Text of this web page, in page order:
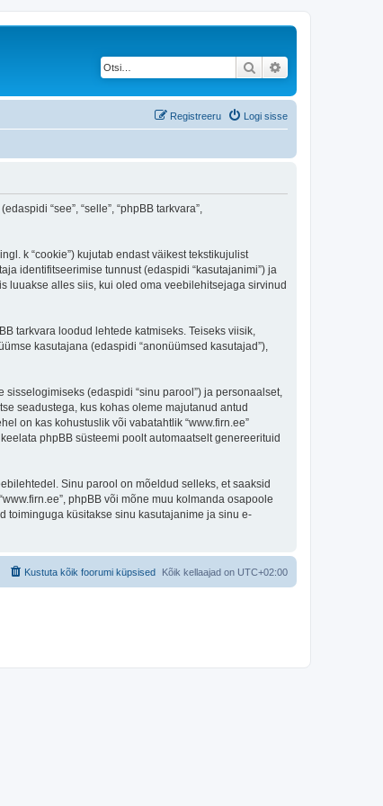
Otsi
Logi sisse
Registreeru
“see”, “selle”, “phpBB tarkvara”,
k “cookie”) kujutab endast väikest tekstikujulist
identifitseerimise tunnust (edaspidi “kasutajanimi”) ja
luuakse alles siis, kui oled oma veebilehitsejaga sirvinud
tarkvara loodud lehtede katmiseks. Teiseks viisik,
kasutajana (edaspidi “anonüümsed kasutajad”),
(edaspidi “sinu parool”) ja personaalset,
seadustega, kus kohas oleme majutanud antud
on kas kohustuslik või vabatahtlik “www.firn.ee”
phpBB süsteemi poolt automaatselt genereerituid
Sinu parool on mõeldud selleks, et saaksid
phpBB või mõne muu kolmanda osapoole
toiminguga küsitakse sinu kasutajanime ja sinu e-
Kõik kellaajad on UTC+02:00
Kustuta kõik foorumi küpsised